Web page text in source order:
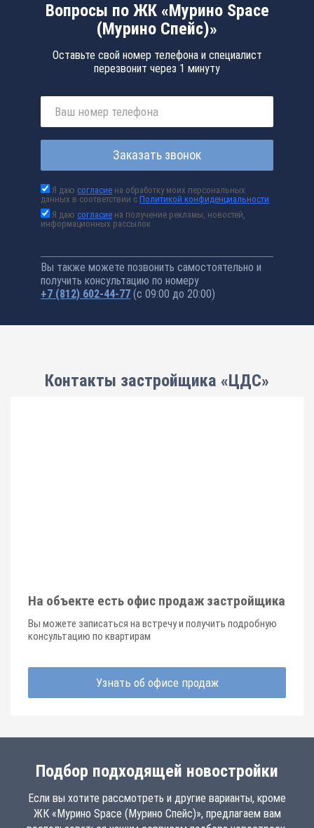
Вопросы по ЖК «Мурино Space
(Мурино Спейс)»
Оставьте свой номер телефона и специалист
перезвонит через 1 минуту
Заказать звонок
Я даюсогласие на обработку моих персональных
данных в соответствии сПолитикой конфиденциальности
Я даюсогласие на получение рекламы, новостей,
информационных рассылок
Вы также можете позвонить самостоятельно и
получить консультацию по номеру
+7 (812) 602-44-77 (с 09:00 до 20:00)
Контакты застройщика «ЦДС»
На объекте есть офис продаж застройщика
Вы можете записаться на встречу и получить подробную
консультацию по квартирам
Узнать об офисе продаж
Подбор подходящей новостройки
Если вы хотите рассмотреть и другие варианты, кроме
ЖК «Мурино Space (Мурино Спейс)», предлагаем вам